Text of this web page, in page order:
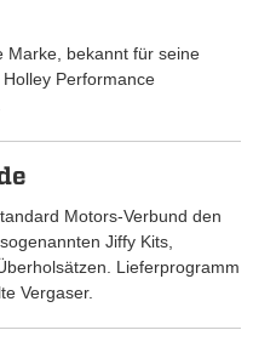
Marke, bekannt für seine
Performance
Motors-Verbund den
Jiffy Kits,
Lieferprogramm
Vergaser.